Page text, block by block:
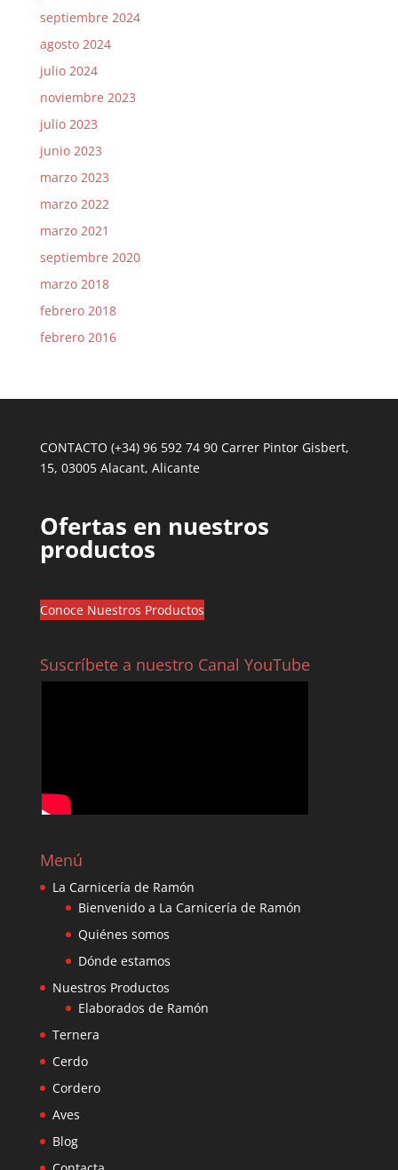
septiembre 2024
agosto 2024
julio 2024
noviembre 2023
julio 2023
junio 2023
marzo 2023
marzo 2022
marzo 2021
septiembre 2020
marzo 2018
febrero 2018
febrero 2016
CONTACTO (+34) 96 592 74 90 Carrer Pintor Gisbert,
15, 03005 Alacant, Alicante
Ofertas en nuestros
productos
Conoce Nuestros Productos
Suscríbete a nuestro Canal YouTube
Menú
La Carnicería de Ramón
Bienvenido a La Carnicería de Ramón
Quiénes somos
Dónde estamos
Nuestros Productos
Elaborados de Ramón
Ternera
Cerdo
Cordero
Aves
Blog